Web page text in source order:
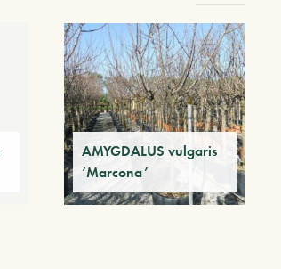
AMYGDALUS vulgaris
‘Marcona’